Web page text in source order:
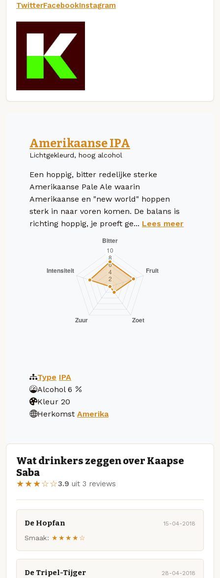
TwitterFacebookInstagram
Amerikaanse IPA
Lichtgekleurd, hoog alcohol
Een hoppig, bitter redelijke sterke
Amerikaanse Pale Ale waarin
Amerikaanse en "new world" hoppen
sterk in naar voren komen. De balans is
richting hoppig, je proeft ge... Lees meer
Type IPA
Alcohol 6
Kleur 20
Herkomst Amerika
Wat drinkers zeggen over Kaapse
Saba
★★★☆☆3.9 uit 3 reviews
De Hopfan 15-04-2018
Smaak: ★★★★☆
De Tripel-Tijger 28-04-2018